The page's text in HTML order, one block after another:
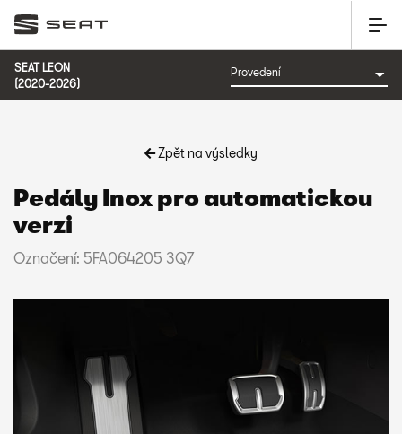
SEAT LEON
(2020-2026)
Zpět na výsledky
Pedály Inox pro automatickou
verzi
Označení: 5FA064205 3Q7